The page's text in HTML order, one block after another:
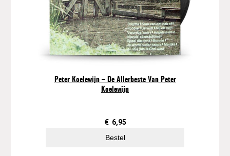
Peter Koelewijn – De Allerbeste Van Peter
Koelewijn
€ 6,95
Bestel